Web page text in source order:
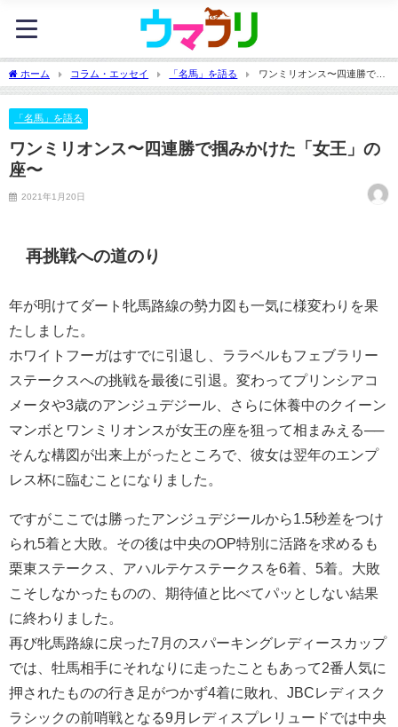
ホーム コラム・エッセイ 「名馬」を語る
ワンミリオンス〜四連勝で掴
みかけた「女王」の座〜
「名馬」を語る
ワンミリオンス〜四連勝で掴みかけた「女王」の
座〜
2021年1月20日
再挑戦への道のり
年が明けてダート牝馬路線の勢力図も一気に様変わりを果
たしました。
ホワイトフーガはすでに引退し、ララベルもフェブラリー
ステークスへの挑戦を最後に引退。変わってプリンシアコ
メータや3歳のアンジュデジール、さらに休養中のクイーン
マンボとワンミリオンスが女王の座を狙って相まみえる──
そんな構図が出来上がったところで、彼女は翌年のエンプ
レス杯に臨むことになりました。
ですがここでは勝ったアンジュデジールから1.5秒差をつけ
られ5着と大敗。その後は中央のOP特別に活路を求めるも
栗東ステークス、アハルテケステークスを6着、5着。大敗
こそしなかったものの、期待値と比べてパッとしない結果
に終わりました。
再び牝馬路線に戻った7月のスパーキングレディースカップ
では、牡馬相手にそれなりに走ったこともあって2番人気に
押されたものの行き足がつかず4着に敗れ、JBCレディスク
ラシックの前哨戦となる9月レディスプレリュードでは中央